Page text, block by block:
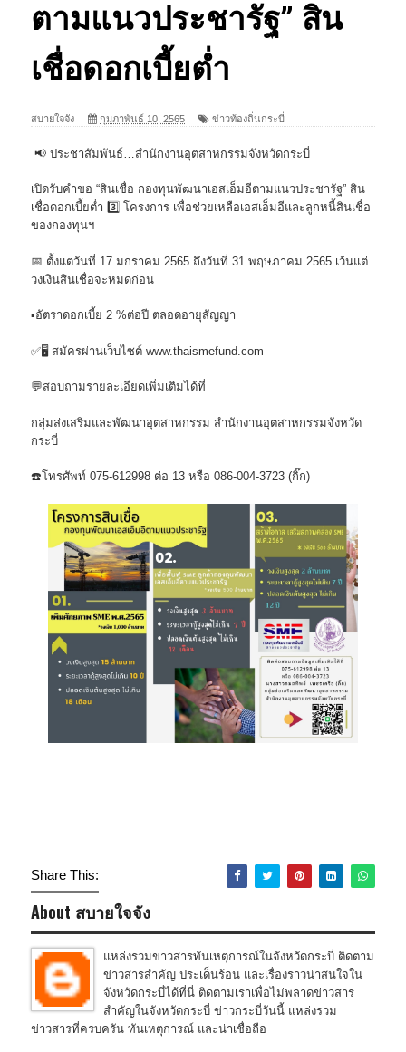
ตามแนวประชารัฐ” สิน
เชื่อดอกเบี้ยต่ำ
สบายใจจัง กุมภาพันธ์ 10, 2565 ข่าวท้องถิ่นกระบี่
📢 ประชาสัมพันธ์…สำนักงานอุตสาหกรรมจังหวัดกระบี่
เปิดรับคำขอ “สินเชื่อ กองทุนพัฒนาเอสเอ็มอีตามแนวประชารัฐ” สิน
เชื่อดอกเบี้ยต่ำ 3️⃣ โครงการ เพื่อช่วยเหลือเอสเอ็มอีและลูกหนี้สินเชื่อ
ของกองทุนฯ
📅 ตั้งแต่วันที่ 17 มกราคม 2565 ถึงวันที่ 31 พฤษภาคม 2565 เว้นแต่
วงเงินสินเชื่อจะหมดก่อน
▪️อัตราดอกเบี้ย 2 %ต่อปี ตลอดอายุสัญญา
✅🖥 สมัครผ่านเว็บไซต์ www.thaismefund.com
💬สอบถามรายละเอียดเพิ่มเติมได้ที่
กลุ่มส่งเสริมและพัฒนาอุตสาหกรรม สำนักงานอุตสาหกรรมจังหวัด
กระบี่
☎️โทรศัพท์ 075-612998 ต่อ 13 หรือ 086-004-3723 (กิ๊ก)
Share This:
About สบายใจจัง
แหล่งรวมข่าวสารทันเหตุการณ์ในจังหวัดกระบี่ ติดตาม
ข่าวสารสำคัญ ประเด็นร้อน และเรื่องราวน่าสนใจใน
จังหวัดกระบี่ได้ที่นี่ ติดตามเราเพื่อไม่พลาดข่าวสาร
สำคัญในจังหวัดกระบี่ ข่าวกระบี่วันนี้ แหล่งรวม
ข่าวสารที่ครบครัน ทันเหตุการณ์ และน่าเชื่อถือ